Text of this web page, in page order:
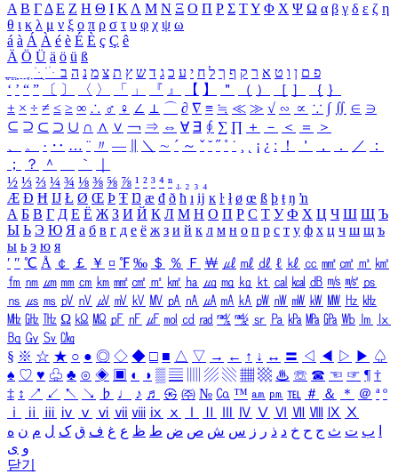
Α Β ΓΔ Ε Ζ Η Θ Ι ΚΛ Μ Ν Ξ Ο Π Ρ Σ ΤΥ Φ Χ Ψ Ω α β γ δ ε ζ η
θ ι κ λ μ ν ξ ο π ρ σ τ υ φ χ ψ ω
á à Á À é è É È ç Ç ê
Ä Ö Ü ä ö ü ß
ִֶֹ ֻּ ׁׂ פ ם ן ו ט א ר ק ף ך ל ח י ע כ ג ד ש ץ ת צ מ נ ה ב
‘ ’ “ ” 〔 〕 〈 〉 「 」 『 』 【 】 ＂ （ ） ［ ］ ｛ ｝
± × ÷ ≠ ≤ ≥ ∞ ∴ ♂ ♀ ∠ ⊥ ⌒ ∂ ∇ ≡ ≒ ≪ ≫ √ ∽ ∝ ∵ ∫ ∬ ∈ ∋
⊆ ⊇ ⊂ ⊃ ∪ ∩ ∧ ∨ ￢ ⇒ ⇔ ∀ ∃ ∮ ∑ ∏ ＋ － ＜ ＝
＞
、
。 · ‥ … ¨ 〃 ― ＼ ∼ ´ ～ ˇ ˘ ˝ ˚ ˙ ¸ ¡ ¿ ː ！ ＇ ， ． ／
：
；
？ ＾ ｀
½ ⅓ ⅔ ¼ ¾ ⅛ ⅜ ⅝ ⅞ ¹ ² ³ ⁴ ⁿ ₁ ₂ ₃ ₄
Æ Ð Ħ Ĳ Ł Ø Œ Þ Ŧ Ŋ æ đ ð ħ ı ĳ ĸ ŀ ł ø œ ß þ ŧ ŋ ŉ
А Б В Г Д Е Ё Ж З И Й К Л М Н О П Р С Т У Ф Х Ц Ч Ш Щ Ъ
Ы Ь Э Ю Я а б в г д е ё ж з и й к л м н о п р с т у ф х ц ч ш щ ъ
ы ь э ю я
′ ″ ℃ Å ￠ ￡ ￥ ¤ ℉ ‰ ＄ ％ Ｆ ￦ ㎕ ㎖ ㎗ ℓ ㎘ ㏄ ㎣ ㎤ ㎥ ㎦
㎙ ㎚ ㎛ ㎜ ㎝ ㎞ ㎟ ㎠ ㎡ ㎢ ㏊ ㎍ ㎎ ㎏ ㏏ ㎈ ㎉ ㏈ ㎧ ㎨ ㎰
㎱ ㎲ ㎳ ㎴ ㎵ ㎶ ㎷ ㎸ ㎹ ㎀ ㎁ ㎂ ㎃ ㎄ ㎺ ㎻ ㎽ ㎾ ㎿ ㎐ ㎑
㎒ ㎓ ㎔ Ω ㏀ ㏁ ㎊ ㎋ ㎌ ㏖ ㏅ ㎭ ㎮ ㎯ ㏛ ㎩ ㎪ ㎫ ㎬ ㏝ ㏐
㏓
㏃ ㏉ ㏜ ㏆
§ ※ ☆ ★ ○ ● ◎ ◇ ◆ □ ■ △ ▽ → ← ↑ ↓ ↔ 〓 ◁ ◀ ▷ ▶ ♤
♠ ♡ ♥ ♧ ♣ ⊙ ◈ ▣ ◐ ◑ ▒ ▤ ▨ ▧ ▦ ▩ ♨ ☏ ☎ ☜ ☞ ¶ †
‡ ↕ ↗ ↙ ↖ ↘ ♭ ♩ ♪ ♬ ㉿ ㈜ № ㏇ ™ ㏂ ㏘ ℡ ＃ ＆ ＊ ＠ ª º
ⅰ
ⅱ ⅲ ⅳ ⅴ ⅵ ⅶ ⅷ ⅸ ⅹ Ⅳ Ⅴ Ⅵ Ⅶ Ⅷ Ⅸ Ⅹ
ب ت ث ج ح خ د ذ ر ز س ش ص ض ط ظ ع غ ف ق ک ل م ن ه
و ی
닫기